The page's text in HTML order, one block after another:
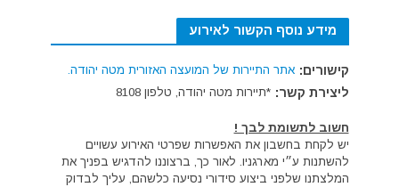
מידע נוסף הקשור לאירוע
קישורים: אתר התיירות של המועצה האזורית מטה יהודה.
ליצירת קשר: *תיירות מטה יהודה, טלפון 8108
חשוב לתשומת לבך !
יש לקחת בחשבון את האפשרות שפרטי האירוע עשויים
להשתנות ע״י מארגניו. לאור כך, ברצוננו להדגיש בפניך את
המלצתנו שלפני ביצוע סידורי נסיעה כלשהם, עליך לבדוק